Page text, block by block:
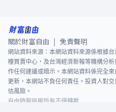
關於財富自由 免責聲明
網站資料來源：本網站資料來源係根據
檯買賣中心，及台灣經濟新報等機構分
作任何建議或暗示。本網站資料係完全
更新，本網站不負任何責任。投資人對
估風險。
自由時報版權所有不得轉載